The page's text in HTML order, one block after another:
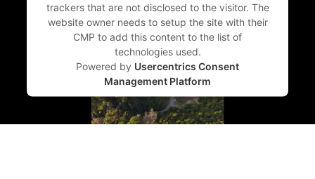
trackers that are not disclosed to the visitor. The
website owner needs to setup the site with their
CMP to add this content to the list of
technologies used.
Powered by Usercentrics Consent
Management Platform